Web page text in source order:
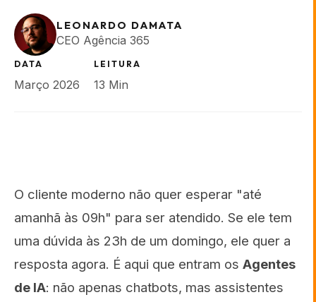
LEONARDO DAMATA
CEO Agência 365
DATA
Março 2026
LEITURA
13 Min
O cliente moderno não quer esperar "até
amanhã às 09h" para ser atendido. Se ele tem
uma dúvida às 23h de um domingo, ele quer a
resposta agora. É aqui que entram os Agentes
de IA: não apenas chatbots, mas assistentes